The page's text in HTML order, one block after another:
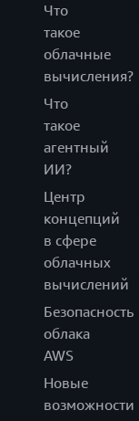
Что
такое
облачные
вычисления?
Что
такое
агентный
ИИ?
Центр
концепций
в сфере
облачных
вычислений
Безопасность
облака
AWS
Новые
возможности